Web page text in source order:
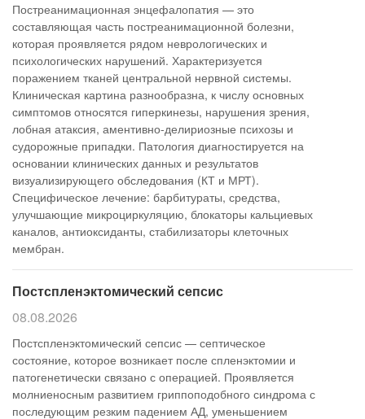
Постреанимационная энцефалопатия — это
составляющая часть постреанимационной болезни,
которая проявляется рядом неврологических и
психологических нарушений. Характеризуется
поражением тканей центральной нервной системы.
Клиническая картина разнообразна, к числу основных
симптомов относятся гиперкинезы, нарушения зрения,
лобная атаксия, аментивно-делириозные психозы и
судорожные припадки. Патология диагностируется на
основании клинических данных и результатов
визуализирующего обследования (КТ и МРТ).
Специфическое лечение: барбитураты, средства,
улучшающие микроциркуляцию, блокаторы кальциевых
каналов, антиоксиданты, стабилизаторы клеточных
мембран.
Постспленэктомический сепсис
08.08.2026
Постспленэктомический сепсис — септическое
состояние, которое возникает после спленэктомии и
патогенетически связано с операцией. Проявляется
молниеносным развитием гриппоподобного синдрома с
последующим резким падением АД, уменьшением